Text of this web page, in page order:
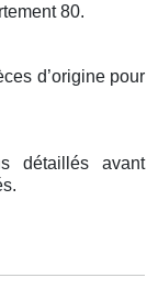
80.
d’origine pour
détaillés avant